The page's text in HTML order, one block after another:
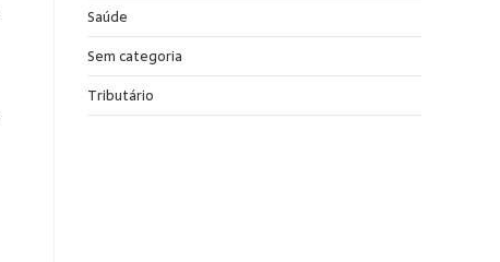
Saúde
Sem categoria
Tributário